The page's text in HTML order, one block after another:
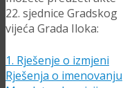
22. sjednice Gradskog
vijeća Grada Iloka:
1. Rješenje o izmjeni
Rješenja o imenovanju